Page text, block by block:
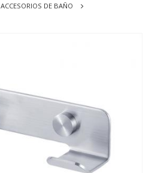
ACCESORIOS DE BAÑO